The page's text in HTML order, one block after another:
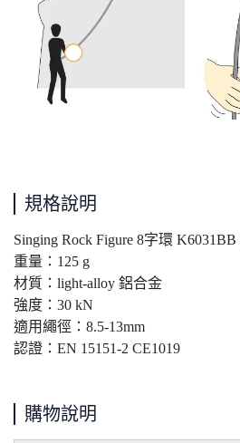
規格說明
Singing Rock Figure 8字環 K6031BB
重量：125 g
材質：light-alloy 鋁合金
強度：30 kN
適用繩徑：8.5-13mm
認證：EN 15151-2 CE1019
購物說明